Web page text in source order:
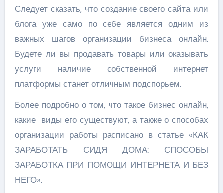
Следует сказать, что создание своего сайта или
блога уже само по себе является одним из
важных шагов организации бизнеса онлайн.
Будете ли вы продавать товары или оказывать
услуги наличие собственной интернет
платформы станет отличным подспорьем.
Более подробно о том, что такое бизнес онлайн,
какие виды его существуют, а также о способах
организации работы расписано в статье «КАК
ЗАРАБОТАТЬ СИДЯ ДОМА: СПОСОБЫ
ЗАРАБОТКА ПРИ ПОМОЩИ ИНТЕРНЕТА И БЕЗ
НЕГО».